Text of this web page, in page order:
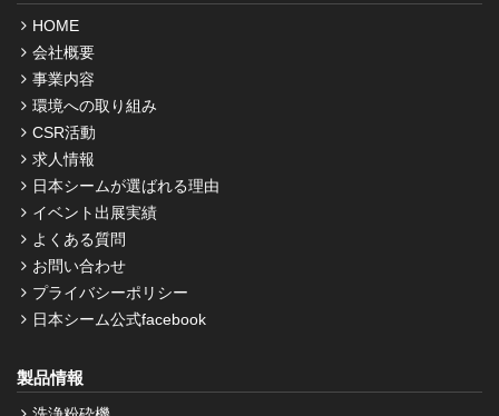
HOME
会社概要
事業内容
環境への取り組み
CSR活動
求人情報
日本シームが選ばれる理由
イベント出展実績
よくある質問
お問い合わせ
プライバシーポリシー
日本シーム公式facebook
製品情報